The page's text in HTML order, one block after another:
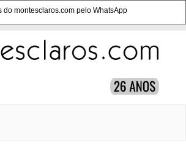
do montesclaros.com pelo WhatsApp